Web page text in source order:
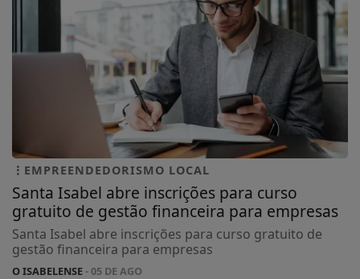
EMPREENDEDORISMO LOCAL
Santa Isabel abre inscrições para curso
gratuito de gestão financeira para empresas
Santa Isabel abre inscrições para curso gratuito de
gestão financeira para empresas
O ISABELENSE- 05 DE AGO